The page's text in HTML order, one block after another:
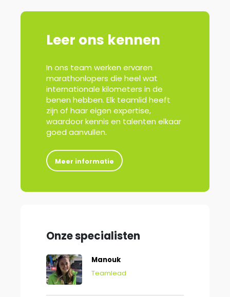
Leer ons kennen
In ons team werken ervaren
marathonlopers die heel wat
internationale kilometers in de
benen hebben. Elk teamlid heeft
zijn of haar eigen expertise,
waardoor kennis en talenten elkaar
goed aanvullen.
Meer informatie
Onze specialisten
Manouk
Teamlead